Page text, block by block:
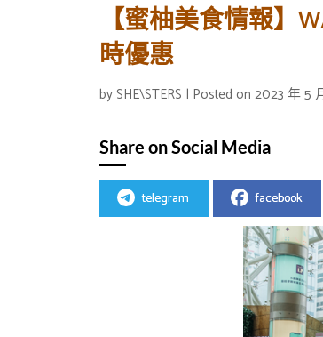
【蜜柚美食情報】
時優惠
by SHE\STERS | Posted on 2023 年 5
Share on Social Media
telegram facebook